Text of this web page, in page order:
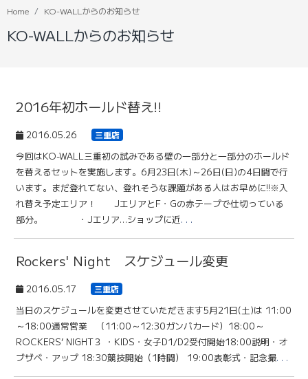
Home KO-WALLからのお知らせ
KO-WALLからのお知らせ
2016年初ホールド替え!!
2016.05.26 三重店
今回はKO-WALL三重初の試みである壁の一部分と一部分のホールド
を替えるセットを実施します。6月23日(木)～26日(日)の4日間で行
います。まだ登れてない、登れそうな課題がある人はお早めに!!※入
れ替え予定エリア！ JエリアとF・Gの赤テープで仕切っている
部分。 ・Jエリア…ショップに近. . .
Rockers' Night スケジュール変更
2016.05.17 三重店
当日のスケジュールを変更させていただきます5月21日(土)は 11:00
～18:00通常営業 （11:00～12:30ガンバカード）18:00～
ROCKERS’ NIGHT３ ・KIDS・女子D1/D2受付開始18:00説明・オ
ブザベ・アップ 18:30競技開始（1時間） 19:00表彰式・記念撮. . .